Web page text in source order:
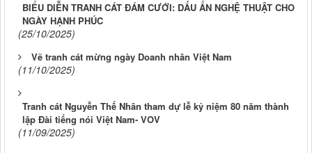
BIỂU DIỄN TRANH CÁT ĐÁM CƯỚI: DẤU ẤN NGHỆ THUẬT CHO
NGÀY HẠNH PHÚC
(25/10/2025)
Vẽ tranh cát mừng ngày Doanh nhân Việt Nam
(11/10/2025)
Tranh cát Nguyễn Thế Nhân tham dự lễ kỷ niệm 80 năm thành
lập Đài tiếng nói Việt Nam- VOV
(11/09/2025)